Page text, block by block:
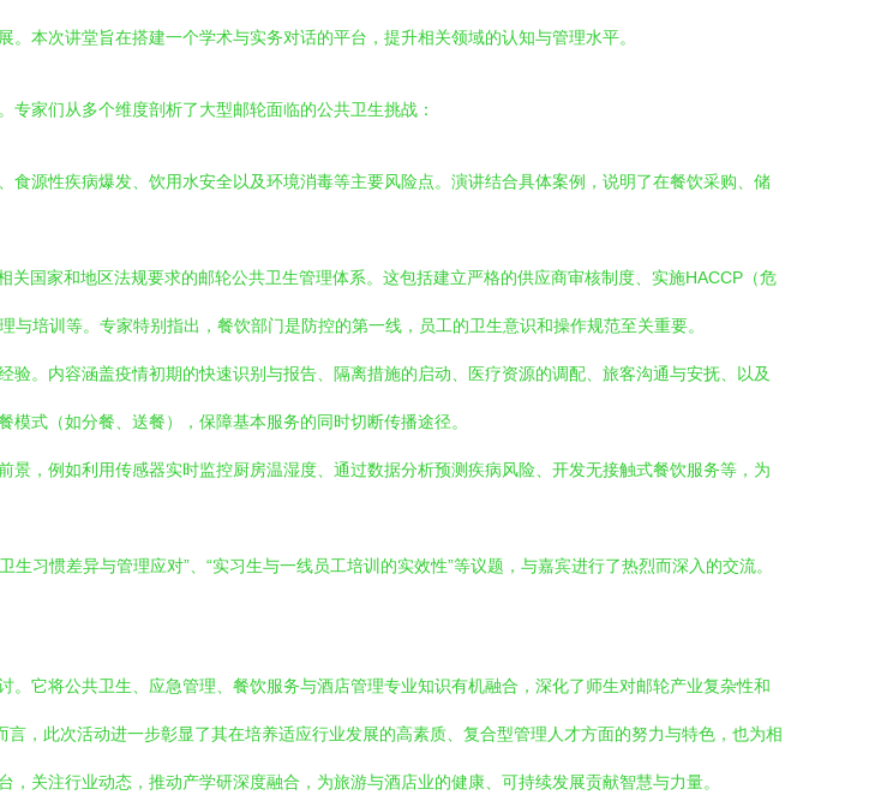
本次讲堂旨在搭建一个学术与实务对话的平台，提升相关领域的认知与管理水平。
家们从多个维度剖析了大型邮轮面临的公共卫生挑战：
食源性疾病爆发、饮用水安全以及环境消毒等主要风险点。演讲结合具体案例，说明了在餐饮采购、储
国家和地区法规要求的邮轮公共卫生管理体系。这包括建立严格的供应商审核制度、实施HACCP（危
培训等。专家特别指出，餐饮部门是防控的第一线，员工的卫生意识和操作规范至关重要。
验。内容涵盖疫情初期的快速识别与报告、隔离措施的启动、医疗资源的调配、旅客沟通与安抚、以及
式（如分餐、送餐），保障基本服务的同时切断传播途径。
景，例如利用传感器实时监控厨房温湿度、通过数据分析预测疾病风险、开发无接触式餐饮服务等，为
习惯差异与管理应对”、“实习生与一线员工培训的实效性”等议题，与嘉宾进行了热烈而深入的交流。
它将公共卫生、应急管理、餐饮服务与酒店管理专业知识有机融合，深化了师生对邮轮产业复杂性和
，此次活动进一步彰显了其在培养适应行业发展的高素质、复合型管理人才方面的努力与特色，也为相
关注行业动态，推动产学研深度融合，为旅游与酒店业的健康、可持续发展贡献智慧与力量。